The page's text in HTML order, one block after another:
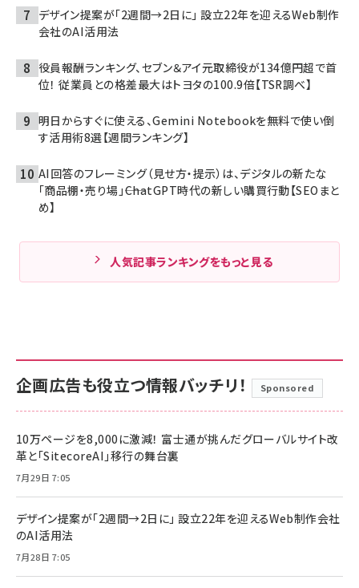
デザイン提案が「2週間→2日に」 設立22年を迎えるWeb制作
会社のAI活用法
役員報酬ランキング、セブン＆アイ元取締役が134億円超で首
位！ 従業員との格差最大はトヨタの100.9倍【TSR調べ】
明日からすぐに使える、Gemini Notebookを無料で使い倒
す活用術8選【週間ランキング】
AI回答のフレーミング（見せ方・提示）は、デジタルの新たな
「商品棚・売り場」――ChatGPT時代の新しい購買行動【SEOまと
め】
人気記事ランキングをもっと見る
企画広告も役立つ情報バッチリ！ Sponsored
10万ページを8,000に激減！ 富士通が挑んだグローバルサイト改
革と「SitecoreAI」移行の舞台裏
7月29日 7:05
デザイン提案が「2週間→2日に」 設立22年を迎えるWeb制作会社
のAI活用法
7月28日 7:05